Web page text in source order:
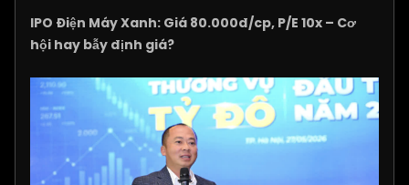
IPO Điện Máy Xanh: Giá 80.000đ/cp, P/E 10x – Cơ
hội hay bẫy định giá?